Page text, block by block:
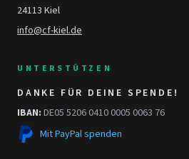
24113 Kiel
info@cf-kiel.de
UNTERSTÜTZEN
DANKE FÜR DEINE SPENDE!
IBAN: DE05 5206 0410 0005 0063 76
Mit PayPal spenden